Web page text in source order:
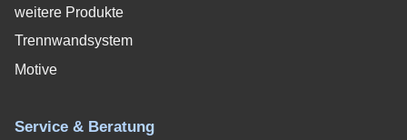
weitere Produkte
Trennwandsystem
Motive
Service & Beratung